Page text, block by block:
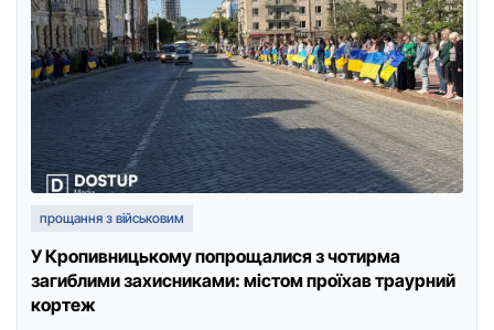
прощання з військовим
У Кропивницькому попрощалися з чотирма
загиблими захисниками: містом проїхав траурний
кортеж